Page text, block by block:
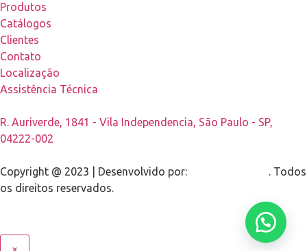
Produtos
Catálogos
Clientes
Contato
Localização
Assistência Técnica
R. Auriverde, 1841 - Vila Independencia, São Paulo - SP,
04222-002
Copyright @ 2023 | Desenvolvido por:
. Todos
os direitos reservados.